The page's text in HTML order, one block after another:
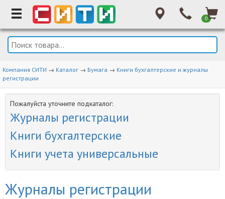
0
Компания СИТИ → Каталог → Бумага → Книги бухгалтерские и журналы
регистрации
Пожалуйста уточните подкаталог:
Журналы регистрации
Книги бухгалтерские
Книги учета универсальные
Журналы регистрации